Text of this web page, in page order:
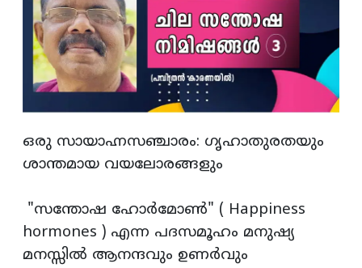
ഒരു സായാഹ്നസഞ്ചാരം: ഗൃഹാതുരതയും
ശാന്തമായ വയലോരങ്ങളും
"സന്തോഷ ഹോർമോൺ" ( Happiness
hormones ) എന്ന പദസമൂഹം മനുഷ്യ
മനസ്സിൽ ആനന്ദവും ഉണർവും